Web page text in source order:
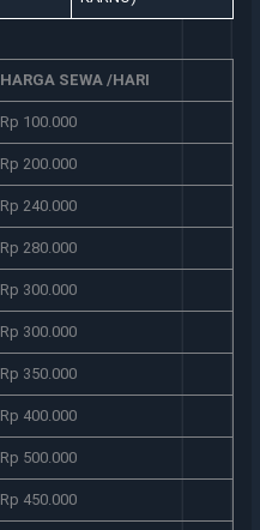
HARGA SEWA /HARI
Rp 100.000
Rp 200.000
Rp 240.000
Rp 280.000
Rp 300.000
Rp 300.000
Rp 350.000
Rp 400.000
Rp 500.000
Rp 450.000